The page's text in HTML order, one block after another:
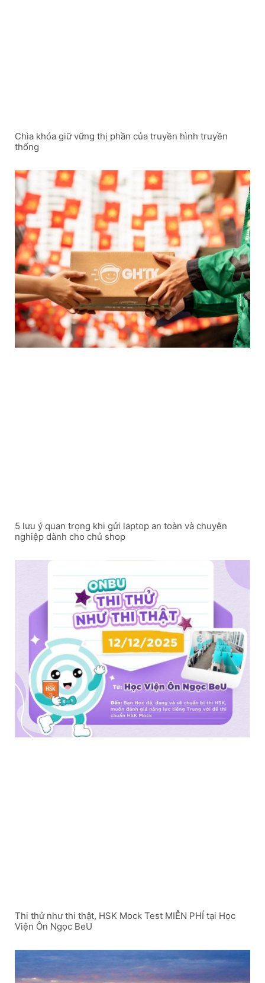
Chìa khóa giữ vững thị phần của truyền hình truyền
thống
5 lưu ý quan trọng khi gửi laptop an toàn và chuyên
nghiệp dành cho chủ shop
Thi thử như thi thật, HSK Mock Test MIỄN PHÍ tại Học
Viện Ôn Ngọc BeU